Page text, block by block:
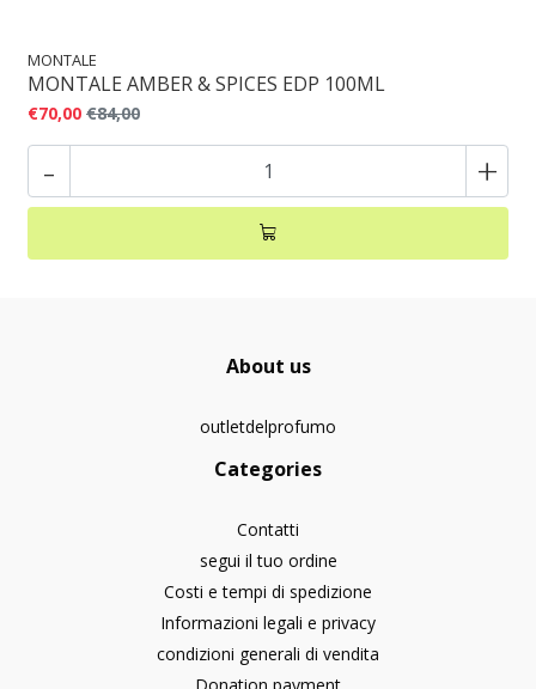
MONTALE
MONTALE AMBER & SPICES EDP 100ML
€70,00 €84,00
- +
About us
outletdelprofumo
Categories
Contatti
segui il tuo ordine
Costi e tempi di spedizione
Informazioni legali e privacy
condizioni generali di vendita